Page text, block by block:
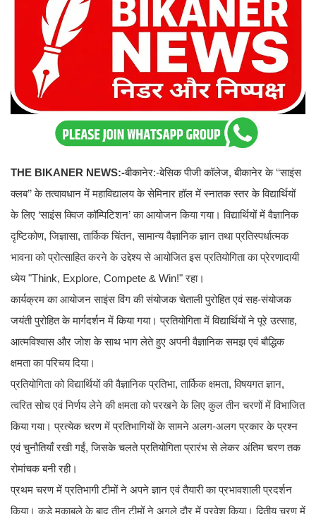
THE BIKANER NEWS:-बीकानेर:-बेसिक पीजी कॉलेज, बीकानेर के ‘‘साइंस
क्लब’’ के तत्वावधान में महाविद्यालय के सेमिनार हॉल में स्नातक स्तर के विद्यार्थियों
के लिए ‘साइंस क्विज कॉम्पिटिशन’ का आयोजन किया गया। विद्यार्थियों में वैज्ञानिक
दृष्टिकोण, जिज्ञासा, तार्किक चिंतन, सामान्य वैज्ञानिक ज्ञान तथा प्रतिस्पर्धात्मक
भावना को प्रोत्साहित करने के उद्देश्य से आयोजित इस प्रतियोगिता का प्रेरणादायी
ध्येय "Think, Explore, Compete & Win!" रहा।
कार्यक्रम का आयोजन साइंस विंग की संयोजक चेताली पुरोहित एवं सह-संयोजक
जयंती पुरोहित के मार्गदर्शन में किया गया। प्रतियोगिता में विद्यार्थियों ने पूरे उत्साह,
आत्मविश्वास और जोश के साथ भाग लेते हुए अपनी वैज्ञानिक समझ एवं बौद्धिक
क्षमता का परिचय दिया।
प्रतियोगिता को विद्यार्थियों की वैज्ञानिक प्रतिभा, तार्किक क्षमता, विषयगत ज्ञान,
त्वरित सोच एवं निर्णय लेने की क्षमता को परखने के लिए कुल तीन चरणों में विभाजित
किया गया। प्रत्येक चरण में प्रतिभागियों के सामने अलग-अलग प्रकार के प्रश्न
एवं चुनौतियाँ रखी गईं, जिसके चलते प्रतियोगिता प्रारंभ से लेकर अंतिम चरण तक
रोमांचक बनी रही।
प्रथम चरण में प्रतिभागी टीमों ने अपने ज्ञान एवं तैयारी का प्रभावशाली प्रदर्शन
किया। कड़े मुकाबले के बाद तीन टीमों ने अगले दौर में प्रवेश किया। द्वितीय चरण में